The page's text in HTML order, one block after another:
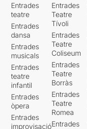
Entrades
teatre
Entrades
dansa
Entrades
musicals
Entrades
teatre
infantil
Entrades
òpera
Entrades
improvisació
Entrades
Teatre
Tívoli
Entrades
Teatre
Coliseum
Entrades
Teatre
Borràs
Entrades
Teatre
Romea
Entrades